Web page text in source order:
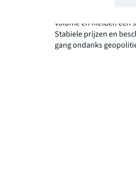
volume en hielden een
Stabiele prijzen en
gang ondanks